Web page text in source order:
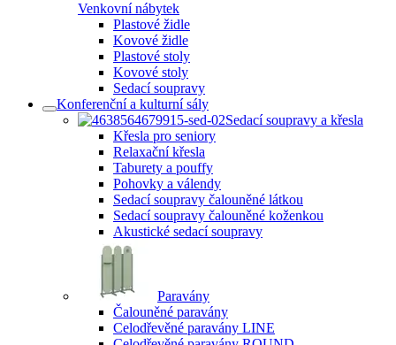
Venkovní nábytek
Plastové židle
Kovové židle
Plastové stoly
Kovové stoly
Sedací soupravy
Konferenční a kulturní sály
Sedací soupravy a křesla
Křesla pro seniory
Relaxační křesla
Taburety a pouffy
Pohovky a válendy
Sedací soupravy čalouněné látkou
Sedací soupravy čalouněné koženkou
Akustické sedací soupravy
Paravány
Čalouněné paravány
Celodřevěné paravány LINE